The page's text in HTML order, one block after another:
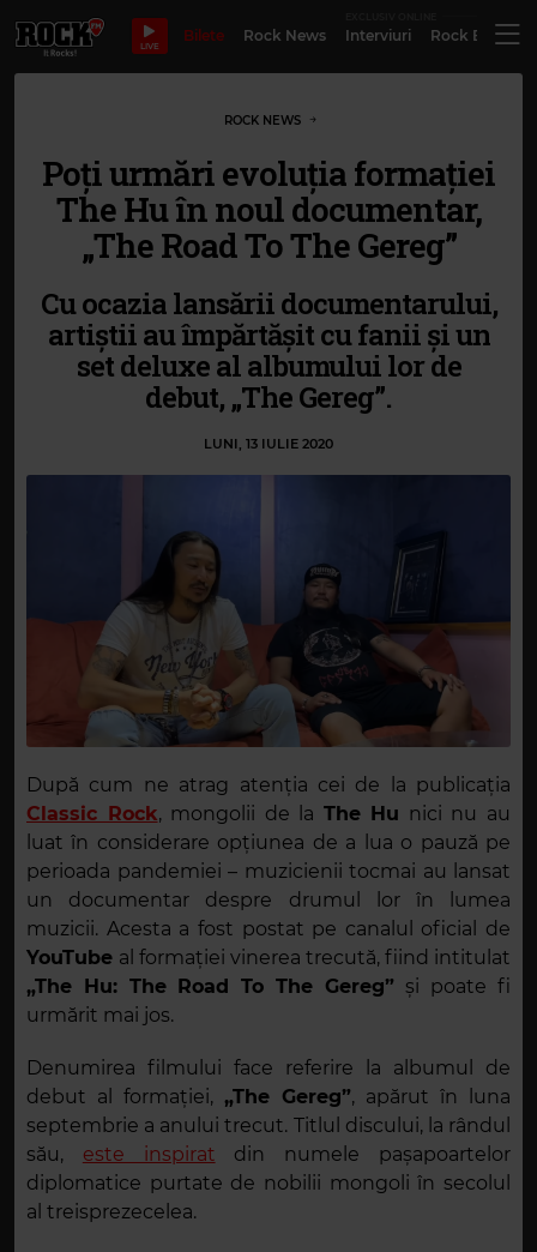
LIVE
Bilete Rock News Interviuri Rock
ROCK NEWS
Poți urmări evoluția formației
The Hu în noul documentar,
„The Road To The Gereg”
Cu ocazia lansării documentarului,
artiștii au împărtășit cu fanii și un
set deluxe al albumului lor de
debut, „The Gereg”.
LUNI, 13 IULIE 2020
După cum ne atrag atenția cei de la publicația
Classic Rock, mongolii de la The Hu nici nu au
luat în considerare opțiunea de a lua o pauză pe
perioada pandemiei – muzicienii tocmai au lansat
un documentar despre drumul lor în lumea
muzicii. Acesta a fost postat pe canalul oficial de
YouTube al formației vinerea trecută, fiind intitulat
„The Hu: The Road To The Gereg” și poate fi
urmărit mai jos.
Denumirea filmului face referire la albumul de
debut al formației, „The Gereg”, apărut în luna
septembrie a anului trecut. Titlul discului, la rândul
său, este inspirat din numele pașapoartelor
diplomatice purtate de nobilii mongoli în secolul
al treisprezecelea.